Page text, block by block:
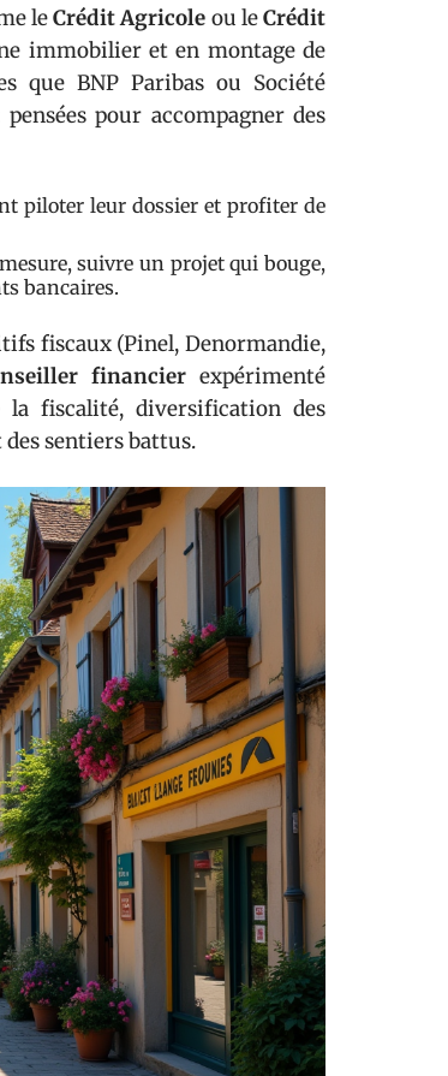
leCrédit Agricole ou leCrédit
immobilier et en montage de
que BNP Paribas ou Société
pour accompagner des
piloter leur dossier et profiter de
suivre un projet qui bouge,
bancaires.
fiscaux (Pinel, Denormandie,
financier expérimenté
fiscalité, diversification des
sentiers battus.